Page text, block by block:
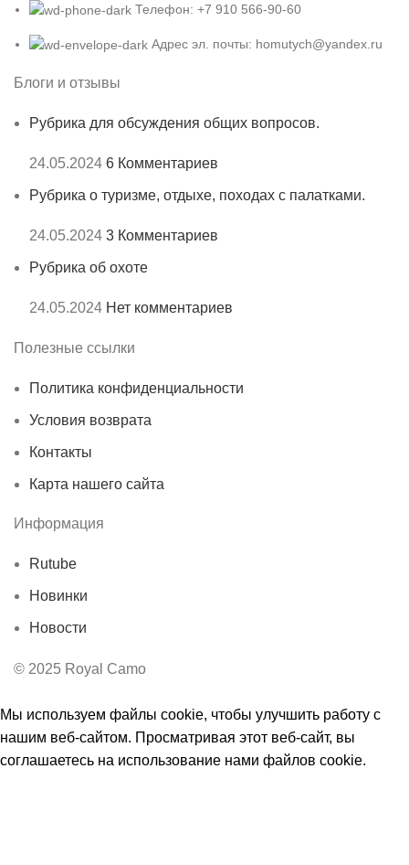
Телефон: +7 910 566-90-60
Адрес эл. почты: homutych@yandex.ru
Блоги и отзывы
Рубрика для обсуждения общих вопросов.
24.05.2024 6 Комментариев
Рубрика о туризме, отдыхе, походах с палатками.
24.05.2024 3 Комментариев
Рубрика об охоте
24.05.2024 Нет комментариев
Полезные ссылки
Политика конфиденциальности
Условия возврата
Контакты
Карта нашего сайта
Информация
Rutube
Новинки
Новости
© 2025 Royal Camo
Мы используем файлы cookie, чтобы улучшить работу с
нашим веб-сайтом. Просматривая этот веб-сайт, вы
соглашаетесь на использование нами файлов cookie.